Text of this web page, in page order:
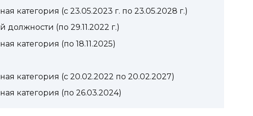
категория (с 23.05.2023 г. по 23.05.2028 г.)
должности (по 29.11.2022 г.)
категория (по 18.11.2025)
категория (с 20.02.2022 по 20.02.2027)
категория (по 26.03.2024)